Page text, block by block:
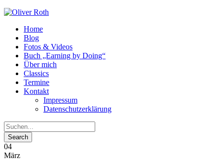
Home
Blog
Fotos & Videos
Buch „Earning by Doing“
Über mich
Classics
Termine
Kontakt
Impressum
Datenschutzerklärung
04
März